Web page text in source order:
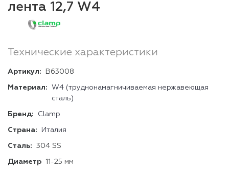
лента 12,7 W4
Технические характеристики
Артикул: B63008
Материал:
W4 (труднонамагничиваемая нержавеющая
сталь)
Бренд: Clamp
Страна: Италия
Сталь: 304 SS
Диаметр 11-25 мм